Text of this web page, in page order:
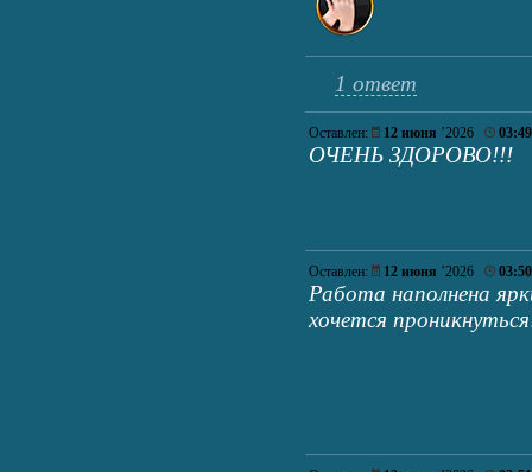
1 ответ
Оставлен: 12 июня ’2026 03:49
ОЧЕНЬ ЗДОРОВО!!!
Оставлен: 12 июня ’2026 03:50
Работа наполнена
хочется